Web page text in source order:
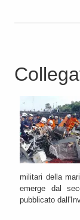
militari della
emerge dal
pubblicato